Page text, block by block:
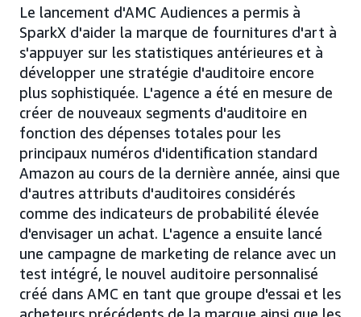
Le lancement d'AMC Audiences a permis à
SparkX d'aider la marque de fournitures d'art à
s'appuyer sur les statistiques antérieures et à
développer une stratégie d'auditoire encore
plus sophistiquée. L'agence a été en mesure de
créer de nouveaux segments d'auditoire en
fonction des dépenses totales pour les
principaux numéros d'identification standard
Amazon au cours de la dernière année, ainsi que
d'autres attributs d'auditoires considérés
comme des indicateurs de probabilité élevée
d'envisager un achat. L'agence a ensuite lancé
une campagne de marketing de relance avec un
test intégré, le nouvel auditoire personnalisé
créé dans AMC en tant que groupe d'essai et les